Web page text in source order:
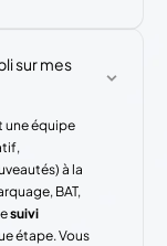
sur mes
une équipe
à la
BAT,
suivi
étape. Vous